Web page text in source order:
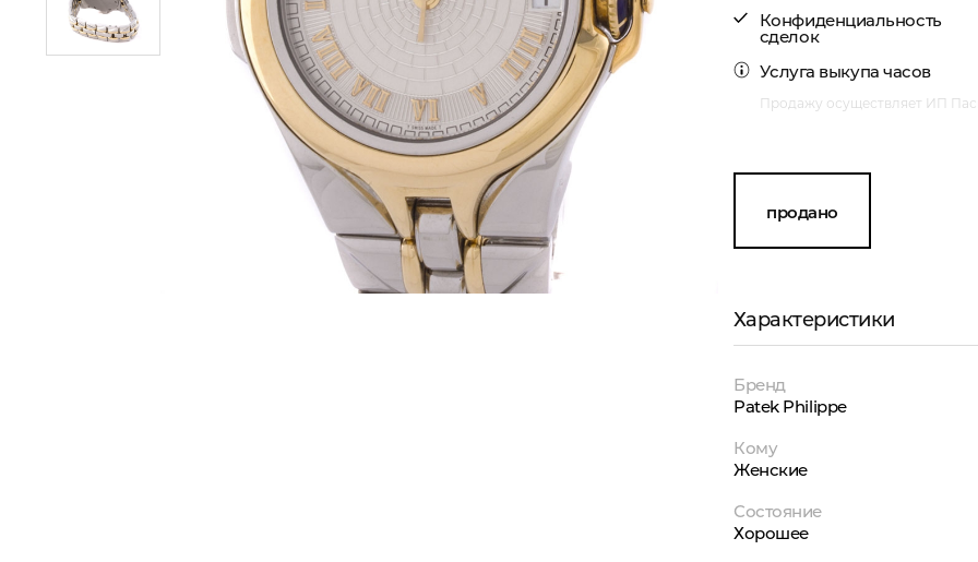
Конфиденциальность
сделок
Услуга выкупа часов
Продажу осуществляет ИП
продано
Характеристики
Бренд
Patek Philippe
Кому
Женские
Состояние
Хорошее